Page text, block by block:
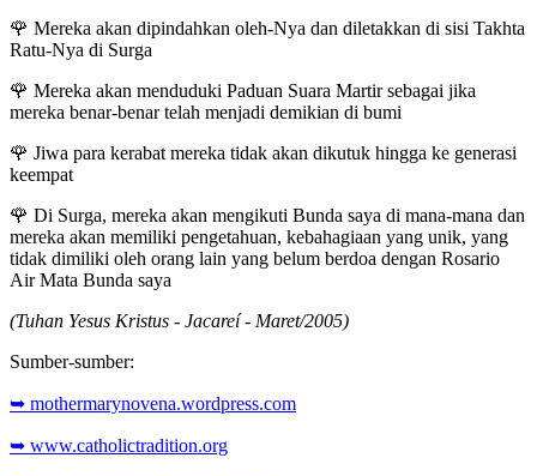
🌹 Mereka akan dipindahkan oleh-Nya dan diletakkan di sisi Takhta
Ratu-Nya di Surga
🌹 Mereka akan menduduki Paduan Suara Martir sebagai jika
mereka benar-benar telah menjadi demikian di bumi
🌹 Jiwa para kerabat mereka tidak akan dikutuk hingga ke generasi
keempat
🌹 Di Surga, mereka akan mengikuti Bunda saya di mana-mana dan
mereka akan memiliki pengetahuan, kebahagiaan yang unik, yang
tidak dimiliki oleh orang lain yang belum berdoa dengan Rosario
Air Mata Bunda saya
(Tuhan Yesus Kristus - Jacareí - Maret/2005)
Sumber-sumber:
➥ mothermarynovena.wordpress.com
➥ www.catholictradition.org